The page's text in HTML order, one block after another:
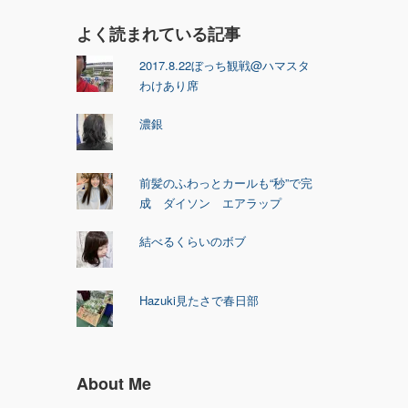
よく読まれている記事
2017.8.22ぼっち観戦@ハマスタ
わけあり席
濃銀
前髪のふわっとカールも“秒”で完
成 ダイソン エアラップ
結べるくらいのボブ
Hazuki見たさで春日部
About Me